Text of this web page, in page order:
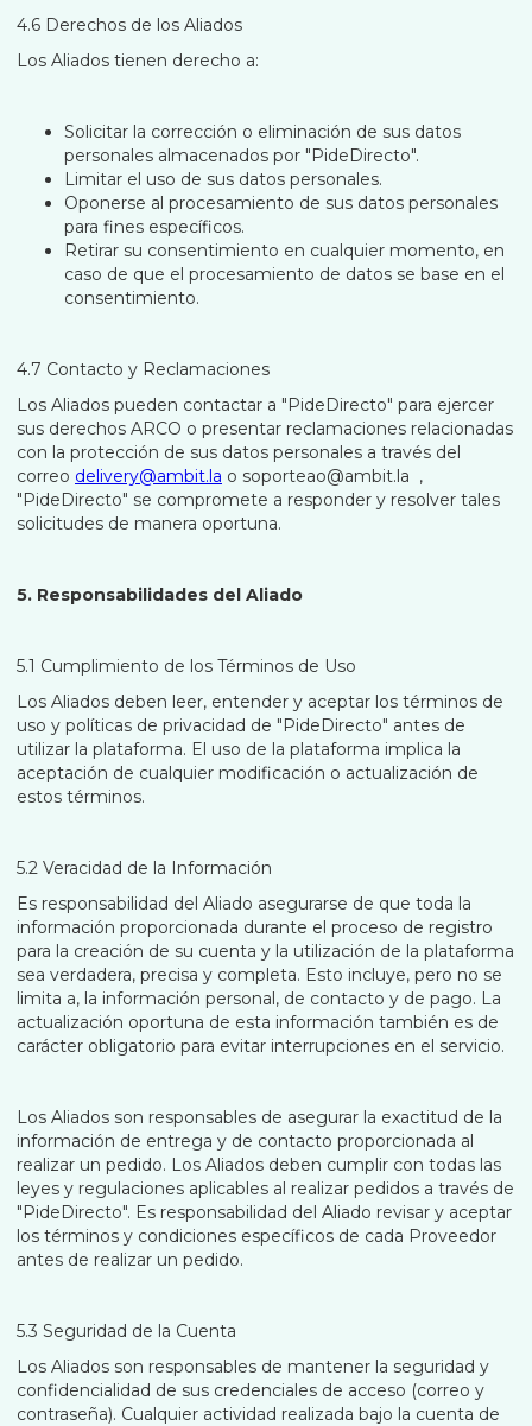
4.6 Derechos de los Aliados
Los Aliados tienen derecho a:
Solicitar la corrección o eliminación de sus datos
personales almacenados por "PideDirecto".
Limitar el uso de sus datos personales.
Oponerse al procesamiento de sus datos personales
para fines específicos.
Retirar su consentimiento en cualquier momento, en
caso de que el procesamiento de datos se base en el
consentimiento.
4.7 Contacto y Reclamaciones
Los Aliados pueden contactar a "PideDirecto" para ejercer
sus derechos ARCO o presentar reclamaciones relacionadas
con la protección de sus datos personales a través del
correo delivery@ambit.la o soporteao@ambit.la ,
"PideDirecto" se compromete a responder y resolver tales
solicitudes de manera oportuna.
5. Responsabilidades del Aliado
5.1 Cumplimiento de los Términos de Uso
Los Aliados deben leer, entender y aceptar los términos de
uso y políticas de privacidad de "PideDirecto" antes de
utilizar la plataforma. El uso de la plataforma implica la
aceptación de cualquier modificación o actualización de
estos términos.
5.2 Veracidad de la Información
Es responsabilidad del Aliado asegurarse de que toda la
información proporcionada durante el proceso de registro
para la creación de su cuenta y la utilización de la plataforma
sea verdadera, precisa y completa. Esto incluye, pero no se
limita a, la información personal, de contacto y de pago. La
actualización oportuna de esta información también es de
carácter obligatorio para evitar interrupciones en el servicio.
Los Aliados son responsables de asegurar la exactitud de la
información de entrega y de contacto proporcionada al
realizar un pedido. Los Aliados deben cumplir con todas las
leyes y regulaciones aplicables al realizar pedidos a través de
"PideDirecto". Es responsabilidad del Aliado revisar y aceptar
los términos y condiciones específicos de cada Proveedor
antes de realizar un pedido.
5.3 Seguridad de la Cuenta
Los Aliados son responsables de mantener la seguridad y
confidencialidad de sus credenciales de acceso (correo y
contraseña). Cualquier actividad realizada bajo la cuenta de